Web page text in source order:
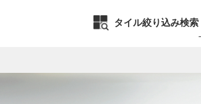
タイル絞り込み検索